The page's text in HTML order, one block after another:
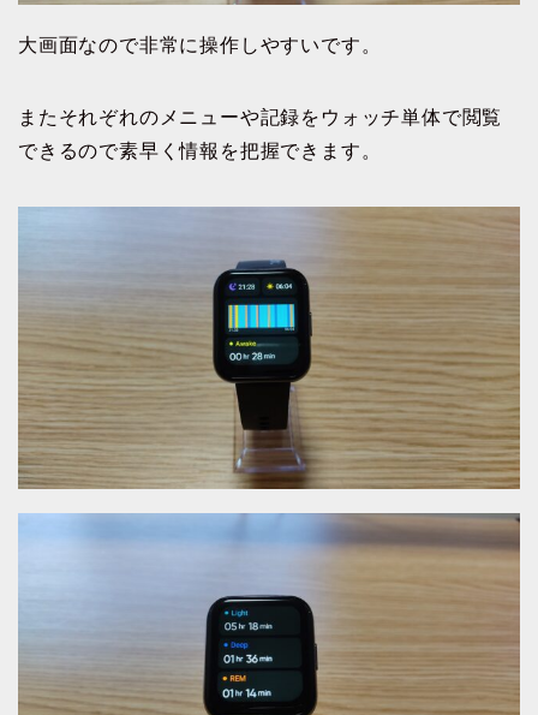
大画面なので非常に操作しやすいです。
またそれぞれのメニューや記録をウォッチ単体で閲覧
できるので素早く情報を把握できます。